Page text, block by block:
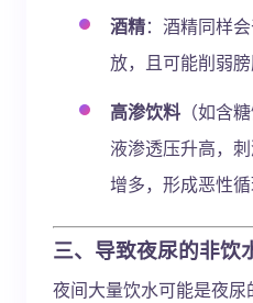
酒精：酒精同样
放，且可能削弱膀
高渗饮料 （如含
液渗透压升高，
增多，形成恶性循
三、导致夜尿的非饮
夜间大量饮水可能是夜